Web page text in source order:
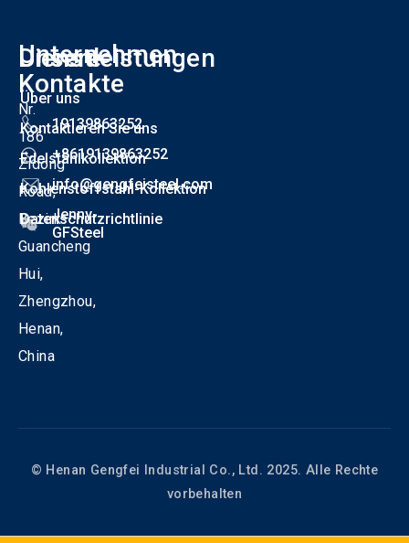
Unternehmen
Nr.
186
Zidong
Road,
Bezirk
Guancheng
Hui,
Zhengzhou,
Henan,
China
Unsere
Kontakte
19139863252
+8619139863252
info@gengfeisteel.com
Jenny-
GFSteel
Dienstleistungen
Über uns
Kontaktieren Sie uns
Edelstahlkollektion
Kohlenstoffstahl-Kollektion
Datenschutzrichtlinie
© Henan Gengfei Industrial Co., Ltd. 2025. Alle Rechte
vorbehalten